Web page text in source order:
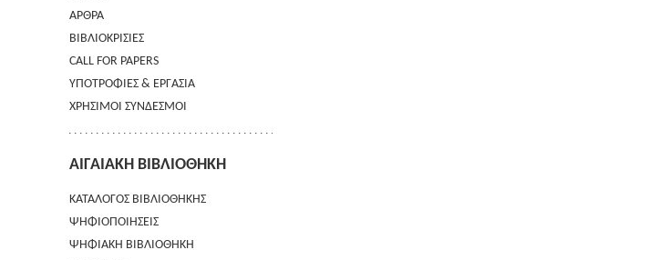
ΑΡΘΡΑ
ΒΙΒΛΙΟΚΡΙΣΙΕΣ
CALL FOR PAPERS
ΥΠΟΤΡΟΦΙΕΣ & ΕΡΓΑΣΙΑ
ΧΡΗΣΙΜΟΙ ΣΥΝΔΕΣΜΟΙ
ΑΙΓΑΙΑΚΗ ΒΙΒΛΙΟΘΗΚΗ
ΚΑΤΑΛΟΓΟΣ ΒΙΒΛΙΟΘΗΚΗΣ
ΨΗΦΙΟΠΟΙΗΣΕΙΣ
ΨΗΦΙΑΚΗ ΒΙΒΛΙΟΘΗΚΗ